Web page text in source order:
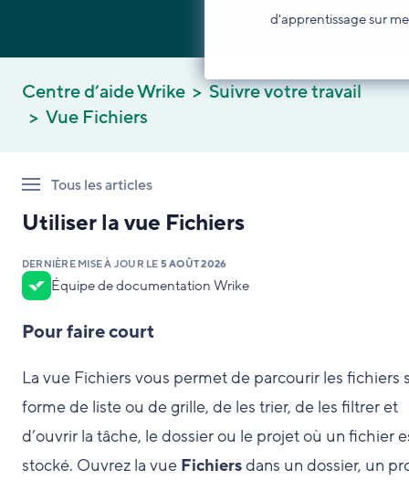
d'apprentissage sur
Centre d’aide Wrike
Suivre votre travail
Vue Fichiers
Tous les articles
Utiliser la vue Fichiers
DERNIÈRE MISE À JOUR LE 5 AOÛT 2026
Équipe de documentation Wrike
Pour faire court
La vue Fichiers vous permet de parcourir les fichiers
forme de liste ou de grille, de les trier, de les filtrer et
d’ouvrir la tâche, le dossier ou le projet où un fichier
stocké. Ouvrez la vue Fichiersdans un dossier, un